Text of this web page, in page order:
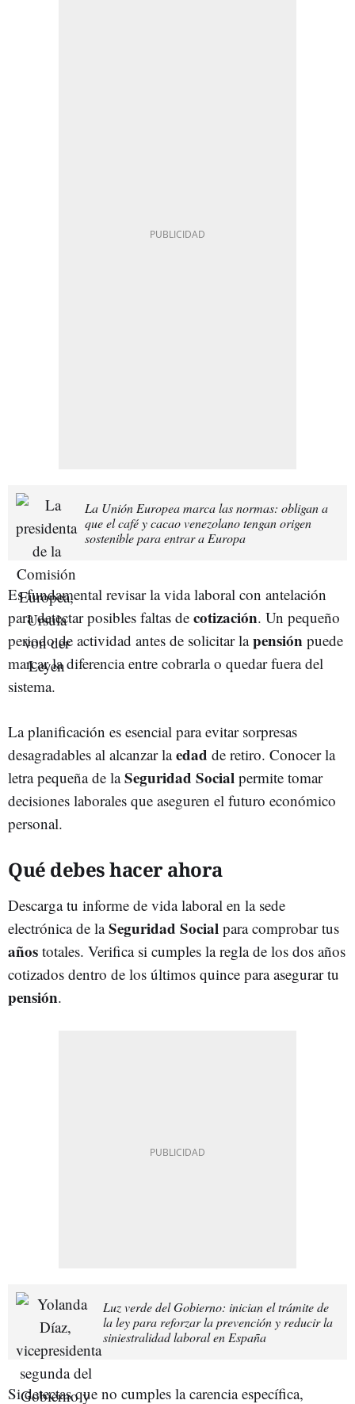
La Unión Europea marca las normas: obligan a
que el café y cacao venezolano tengan origen
sostenible para entrar a Europa
Es fundamental revisar la vida laboral con antelación
para detectar posibles faltas de cotización. Un pequeño
periodo de actividad antes de solicitar lapensión puede
marcar la diferencia entre cobrarla o quedar fuera del
sistema.
La planificación es esencial para evitar sorpresas
desagradables al alcanzar laedad de retiro. Conocer la
letra pequeña de laSeguridad Social permite tomar
decisiones laborales que aseguren el futuro económico
personal.
Qué debes hacer ahora
Descarga tu informe de vida laboral en la sede
electrónica de laSeguridad Social para comprobar tus
años totales. Verifica si cumples la regla de los dos años
cotizados dentro de los últimos quince para asegurar tu
pensión.
Luz verde del Gobierno: inician el trámite de
la ley para reforzar la prevención y reducir la
siniestralidad laboral en España
Si detectas que no cumples la carencia específica,